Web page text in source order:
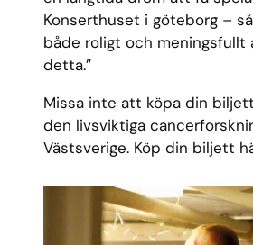
Konserthuset i göteborg –
både roligt och meningsfullt
detta.”
Missa inte att köpa din
den livsviktiga
Västsverige. Köp din biljett